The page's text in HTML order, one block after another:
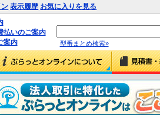
ン 表示履歴 お気に入りを見る
払いのご案内
案内
型番まとめ検索»